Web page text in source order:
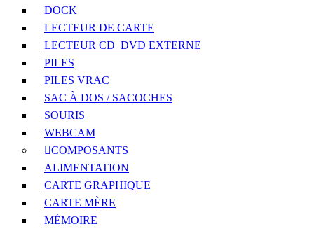
DOCK
LECTEUR DE CARTE
LECTEUR CD_DVD EXTERNE
PILES
PILES VRAC
SAC À DOS / SACOCHES
SOURIS
WEBCAM
COMPOSANTS
ALIMENTATION
CARTE GRAPHIQUE
CARTE MÈRE
MÉMOIRE